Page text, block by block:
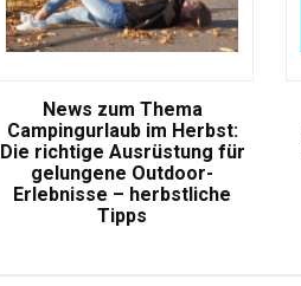
News zum Thema
Campingurlaub im Herbst:
Die richtige Ausrüstung für
gelungene Outdoor-
Erlebnisse – herbstliche
Tipps